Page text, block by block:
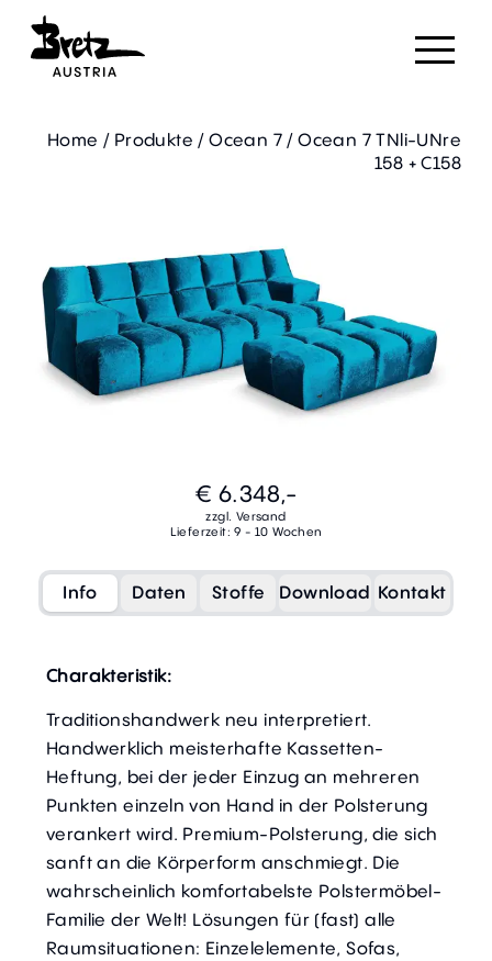
Home / Produkte / Ocean 7 /Ocean 7 TNli-UNre
158 + C158
€ 6.348,-
zzgl. Versand
Lieferzeit: 9 - 10 Wochen
Info Daten Stoffe Download Kontakt
Charakteristik:
Traditionshandwerk neu interpretiert.
Handwerklich meisterhafte Kassetten-
Heftung, bei der jeder Einzug an mehreren
Punkten einzeln von Hand in der Polsterung
verankert wird. Premium-Polsterung, die sich
sanft an die Körperform anschmiegt. Die
wahrscheinlich komfortabelste Polstermöbel-
Familie der Welt! Lösungen für (fast) alle
Raumsituationen: Einzelelemente, Sofas,